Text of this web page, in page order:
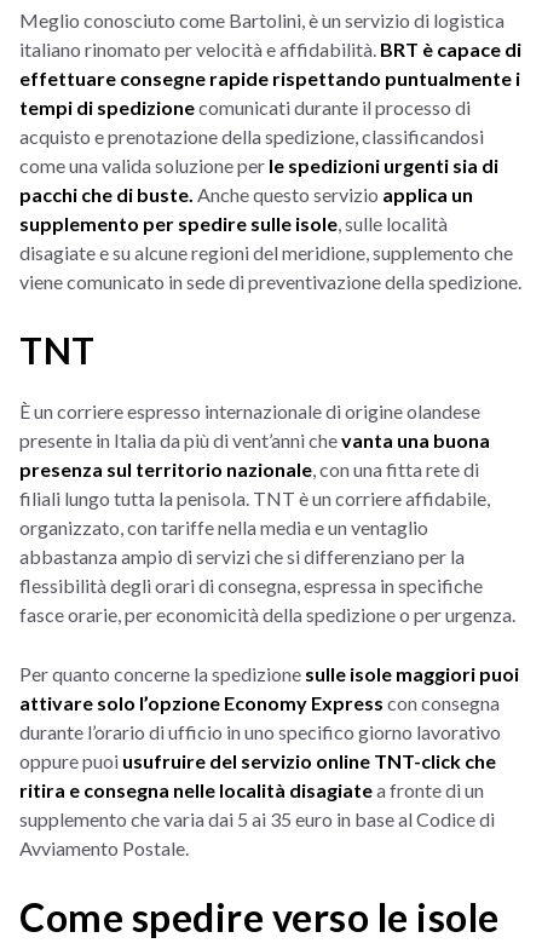
Meglio conosciuto come Bartolini, è un servizio di logistica
italiano rinomato per velocità e affidabilità. BRT è capace di
effettuare consegne rapide rispettando puntualmente i
tempi di spedizionecomunicati durante il processo di
acquisto e prenotazione della spedizione, classificandosi
come una valida soluzione per le spedizioni urgenti sia di
pacchi che di buste. Anche questo servizio applica un
supplemento per spedire sulle isole, sulle località
disagiate e su alcune regioni del meridione, supplemento che
viene comunicato in sede di preventivazione della spedizione.
TNT
È un corriere espresso internazionale di origine olandese
presente in Italia da più di vent’anni chevanta una buona
presenza sul territorio nazionale, con una fitta rete di
filiali lungo tutta la penisola. TNT è un corriere affidabile,
organizzato, con tariffe nella media e un ventaglio
abbastanza ampio di servizi che si differenziano per la
flessibilità degli orari di consegna, espressa in specifiche
fasce orarie, per economicità della spedizione o per urgenza.
Per quanto concerne la spedizione sulle isole maggiori puoi
attivare solo l’opzione Economy Express con consegna
durante l’orario di ufficio in uno specifico giorno lavorativo
oppure puoi usufruire del servizio online TNT-click che
ritira e consegna nelle località disagiatea fronte di un
supplemento che varia dai 5 ai 35 euro in base al Codice di
Avviamento Postale.
Come spedire verso le isole